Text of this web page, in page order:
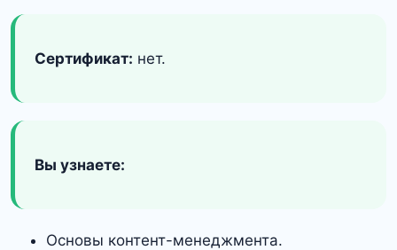
Сертификат: нет.
Вы узнаете:
Основы контент-менеджмента.